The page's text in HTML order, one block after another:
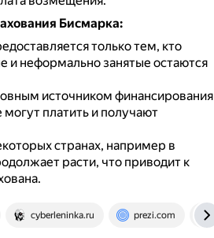
Бисмарка:
только тем, кто
и неформально занятые остаются
источником финансирования
платить и получают
странах, например в
расти, что приводит к
cyberleninka.ru prezi.com